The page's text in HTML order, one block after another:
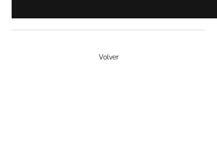
Volver